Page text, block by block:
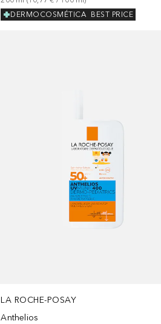
DERMOCOSMÉTICA
BEST PRICE
LA ROCHE-POSAY
Anthelios